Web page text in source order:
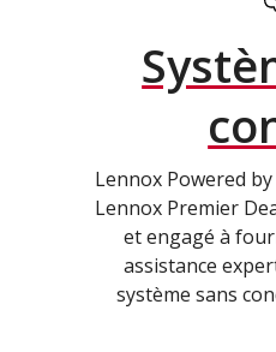
Lennox Powered
Lennox Premier
et engagé à
assistance
système sans